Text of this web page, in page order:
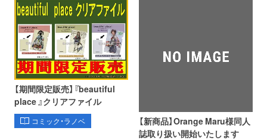
【期間限定販売】『beautiful
place 』クリアファイル
コミック・ラノベ
【新商品】Orange Maru様同人
誌取り扱い開始いたします